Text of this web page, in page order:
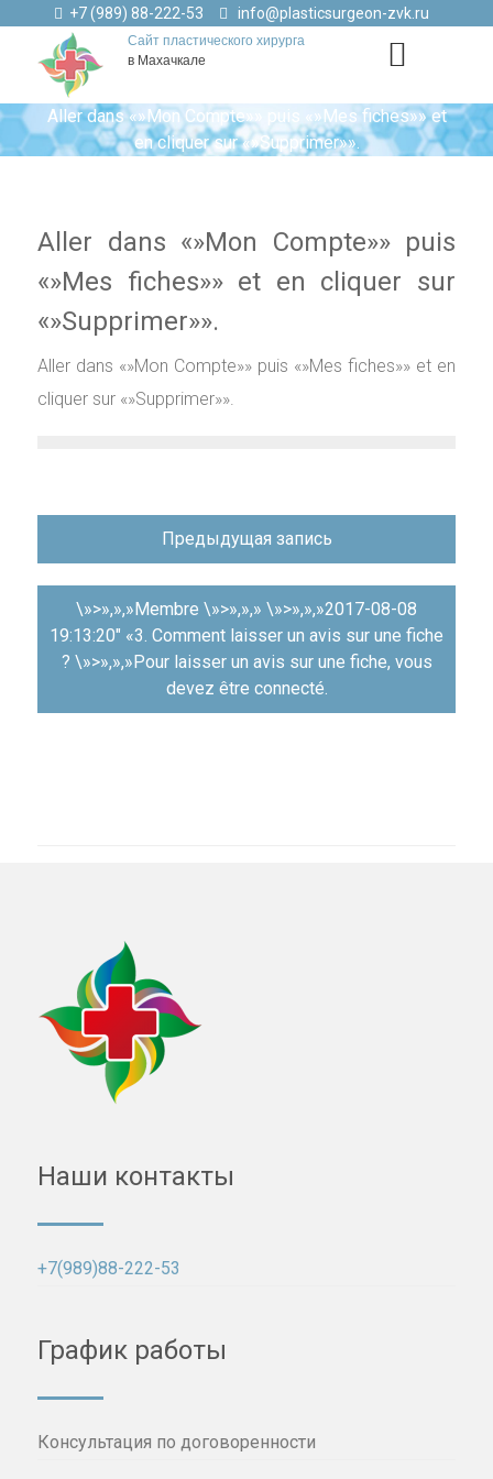
+7 (989) 88-222-53 info@plasticsurgeon-zvk.ru
Сайт пластического хирурга
в Махачкале
Aller dans «»Mon Compte»» puis «»Mes fiches»» et
en cliquer sur «»Supprimer»».
Aller dans «»Mon Compte»» puis
«»Mes fiches»» et en cliquer sur
«»Supprimer»».
Aller dans «»Mon Compte»» puis «»Mes fiches»» et en
cliquer sur «»Supprimer»».
Предыдущая запись
\»>»,»,»Membre \»>»,»,» \»>»,»,»2017-08-08
19:13:20″ «3. Comment laisser un avis sur une fiche
? \»>»,»,»Pour laisser un avis sur une fiche, vous
devez être connecté.
Наши контакты
+7(989)88-222-53
График работы
Консультация по договоренности